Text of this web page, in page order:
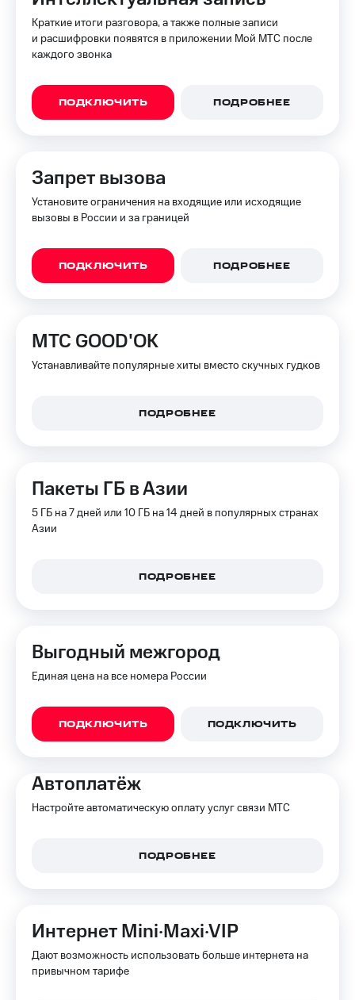
Переводы
с
телефона
МТС Pay
за границей
магазин
Смартфоны
Наушники
и
колонки
и
трекеры
скидки
Все
Краткие итоги разговора, а также полные записи
и расшифровки появятся в приложении Мой МТС после
каждого звонка
ПОДКЛЮЧИТЬ ПОДРОБНЕЕ
Запрет вызова
Установите ограничения на входящие или исходящие
вызовы в России и за границей
ПОДКЛЮЧИТЬ ПОДРОБНЕЕ
МТС GOOD'OK
Устанавливайте популярные хиты вместо скучных гудков
ПОДРОБНЕЕ
Пакеты ГБ в Азии
5 ГБ на 7 дней или 10 ГБ на 14 дней в популярных странах
Азии
ПОДРОБНЕЕ
Выгодный межгород
Единая цена на все номера России
ПОДКЛЮЧИТЬ ПОДКЛЮЧИТЬ
Автоплатёж
Настройте автоматическую оплату услуг связи МТС
ПОДРОБНЕЕ
Интернет Mini·Maxi·VIP
Дают возможность использовать больше интернета на
привычном тарифе